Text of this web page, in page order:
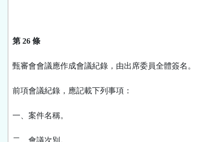
第 26 條
甄審會會議應作成會議紀錄，由出席委員全體簽名。
前項會議紀錄，應記載下列事項：
一、案件名稱。